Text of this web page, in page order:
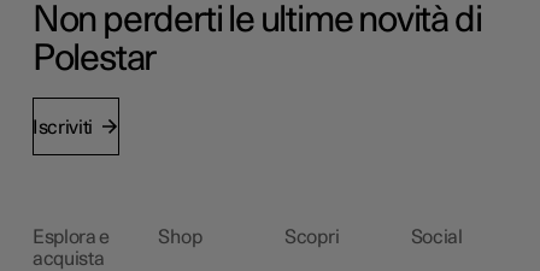
Non perderti le ultime novità di
Polestar
Iscriviti
Esplora e
acquista
Shop Scopri Social